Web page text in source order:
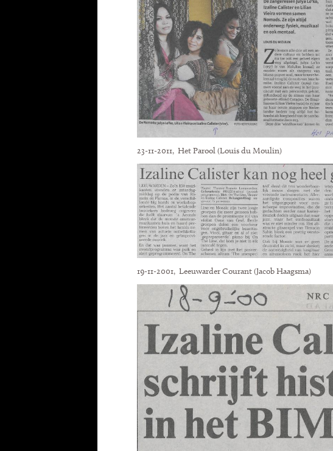
23-11-2011, Het Parool (Louis du Moulin)
19-11-2001, Leeuwarder Courant (Jacob Haagsma)